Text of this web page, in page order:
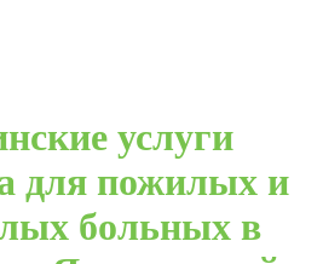
услуги
для пожилых и
больных в